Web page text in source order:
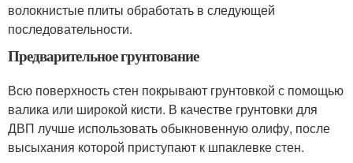
волокнистые плиты обработать в следующей
последовательности.
Предварительное грунтование
Всю поверхность стен покрывают грунтовкой с помощью
валика или широкой кисти. В качестве грунтовки для
ДВП лучше использовать обыкновенную олифу, после
высыхания которой приступают к шпаклевке стен.